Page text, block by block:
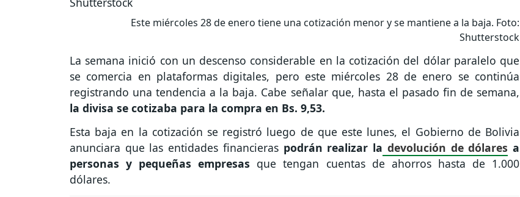
Este miércoles 28 de enero tiene una cotización menor y se mantiene a la baja. Foto:
Shutterstock
La semana inició con un descenso considerable en la cotización del dólar paralelo que
se comercia en plataformas digitales, pero este miércoles 28 de enero se continúa
registrando una tendencia a la baja. Cabe señalar que, hasta el pasado fin de semana,
la divisa se cotizaba para la compra en Bs. 9,53.
Esta baja en la cotización se registró luego de que este lunes, el Gobierno de Bolivia
anunciara que las entidades financieras podrán realizar la devolución de dólares a
personas y pequeñas empresas que tengan cuentas de ahorros hasta de 1.000
dólares.